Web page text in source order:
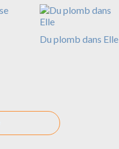
Du plomb dans Elle